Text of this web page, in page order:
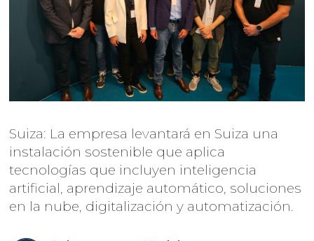
Suiza: La empresa levantará en Suiza una
instalación sostenible que aplica
tecnologías que incluyen inteligencia
artificial, aprendizaje automático, soluciones
en la nube, digitalización y automatización.